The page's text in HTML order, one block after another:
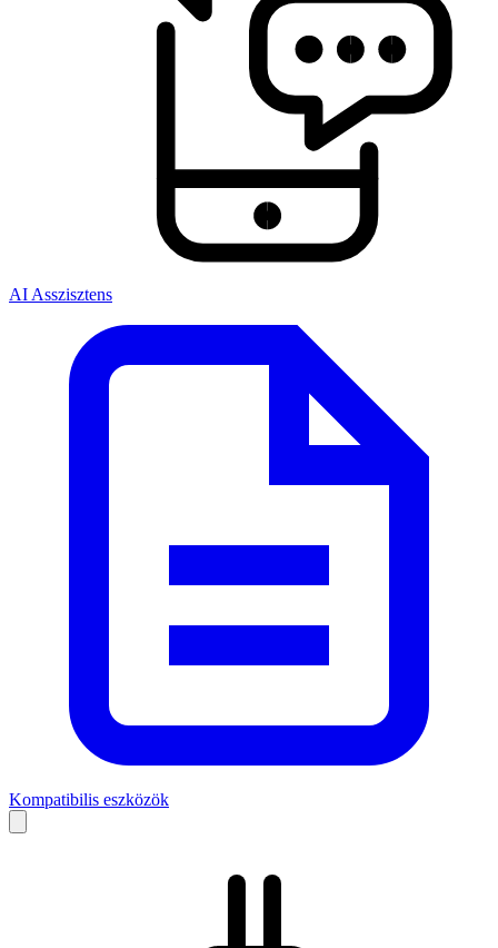
AI Asszisztens
Kompatibilis eszközök